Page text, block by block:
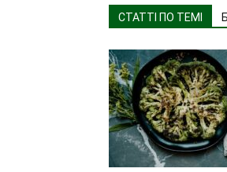
СТАТТІ ПО ТЕМІ